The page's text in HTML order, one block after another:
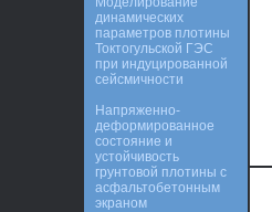
динамических
параметров плотины
Токтогульской ГЭС
при индуцированной
сейсмичности
Напряженно-
деформированное
состояние и
устойчивость
грунтовой плотины с
асфальтобетонным
экраном